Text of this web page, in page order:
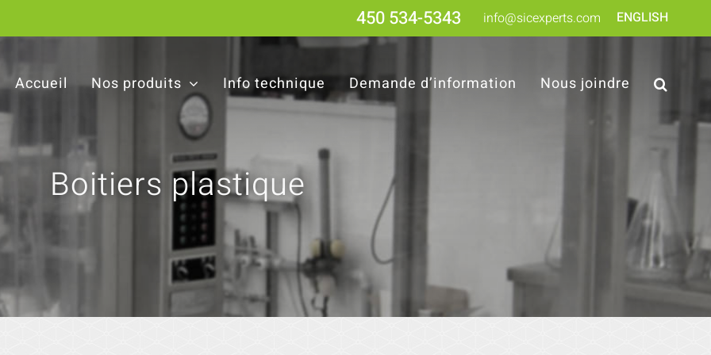
ENGLISH
450 534-5343 info@sicexperts.com
Accueil Nos produits Info technique Demande d’information Nous joindre
Boitiers plastique